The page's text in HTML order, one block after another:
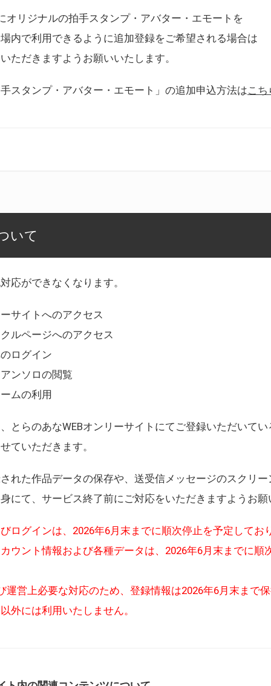
オリジナルの拍手スタンプ・アバター・エモートを
内で利用できるように追加登録をご希望される場合は
ただきますようお願いいたします。
スタンプ・アバター・エモート」の追加申込方法はこち
いて
応ができなくなります。
サイトへのアクセス
ルページへのアクセス
ログイン
ンソロの閲覧
ムの利用
とらのあなWEBオンリーサイトにてご登録いただいてい
ていただきます。
れた作品データの保存や、送受信メッセージのスクリ
にて、サービス終了前にご対応をいただきますようお
ログインは、2026年6月末までに順次停止を予定してお
ウント情報および各種データは、2026年6月末までに順
運営上必要な対応のため、登録情報は2026年6月末まで
外には利用いたしません。